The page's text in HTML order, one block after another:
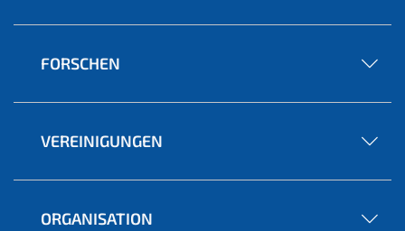
FORSCHEN
VEREINIGUNGEN
ORGANISATION